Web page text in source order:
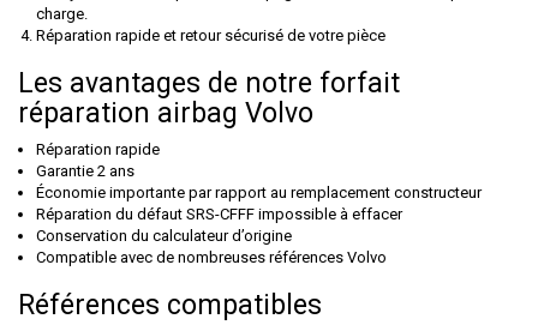
charge.
Réparation rapide et retour sécurisé de votre pièce
Les avantages de notre forfait
réparation airbag Volvo
Réparation rapide
Garantie 2 ans
Économie importante par rapport au remplacement constructeur
Réparation du défaut SRS-CFFF impossible à effacer
Conservation du calculateur d’origine
Compatible avec de nombreuses références Volvo
Références compatibles